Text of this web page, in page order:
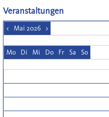
Veranstaltungen
< Mai 2026 >
Mo Di Mi Do Fr Sa So